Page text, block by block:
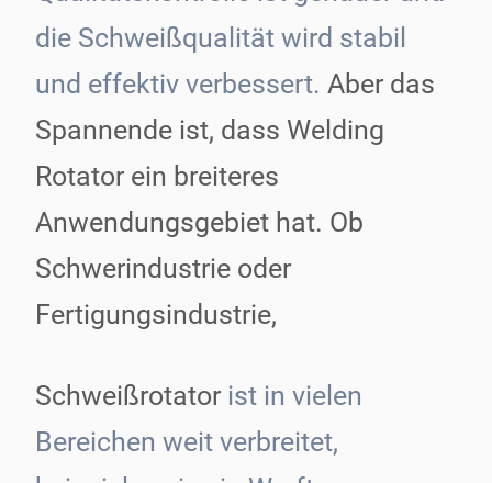
die Schweißqualität wird stabil
und effektiv verbessert. Aber das
Spannende ist, dass Welding
Rotator ein breiteres
Anwendungsgebiet hat. Ob
Schwerindustrie oder
Fertigungsindustrie,
Schweißrotator ist in vielen
Bereichen weit verbreitet,